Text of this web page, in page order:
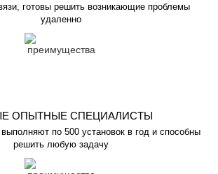
готовы решить возникающие проблемы
удаленно
ОПЫТНЫЕ СПЕЦИАЛИСТЫ
по 500 установок в год и способны
решить любую задачу